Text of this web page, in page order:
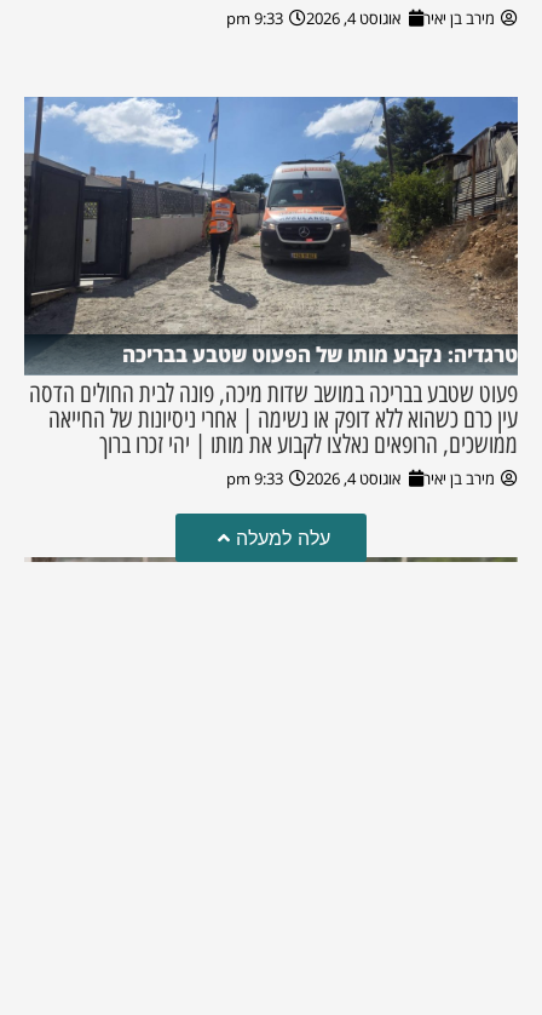
מירב בן יאיר אוגוסט 4, 2026 9:33 pm
טרגדיה: נקבע מותו של הפעוט שטבע בבריכה
פעוט שטבע בבריכה במושב שדות מיכה, פונה לבית החולים הדסה
עין כרם כשהוא ללא דופק או נשימה | אחרי ניסיונות של החייאה
ממושכים, הרופאים נאלצו לקבוע את מותו | יהי זכרו ברוך
מירב בן יאיר אוגוסט 4, 2026 9:33 pm
עלה למעלה